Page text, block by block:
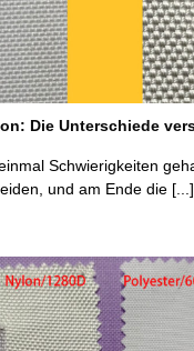
Die Unterschiede
Schwierigkeiten
und am Ende die [...]